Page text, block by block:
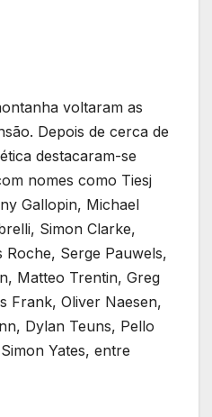
voltaram as
Depois de cerca de
destacaram-se
nomes como Tiesj
Gallopin, Michael
Simon Clarke,
Roche, Serge Pauwels,
Matteo Trentin, Greg
Frank, Oliver Naesen,
Dylan Teuns, Pello
Yates, entre